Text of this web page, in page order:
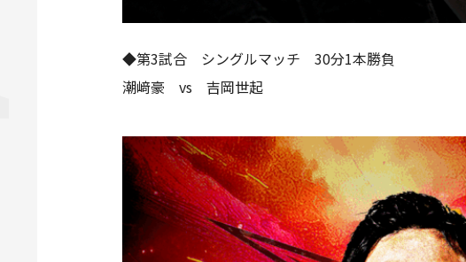
◆第3試合 シングルマッチ 30分1本勝負
潮﨑豪 vs 吉岡世起